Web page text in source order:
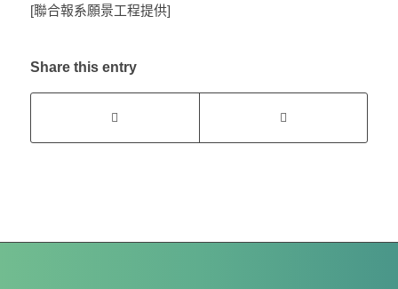
[聯合報系願景工程提供]
Share this entry